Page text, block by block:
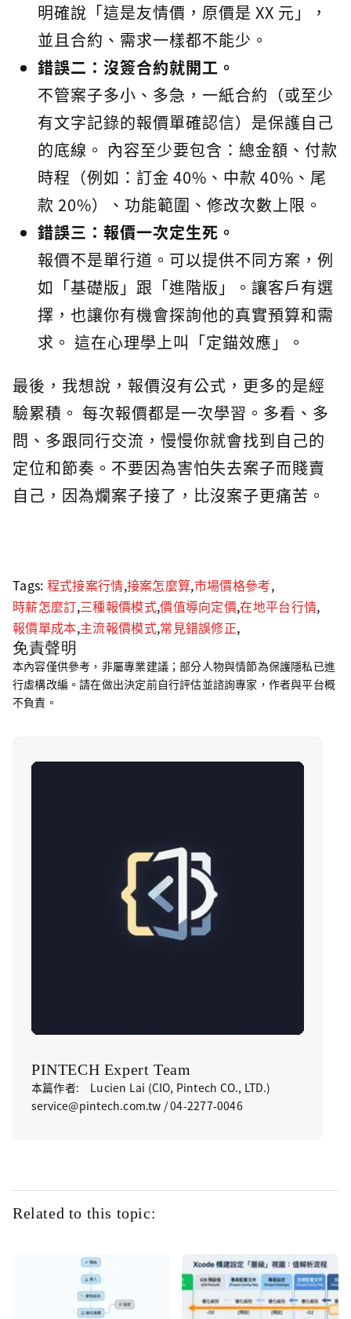
明確說「這是友情價，原價是 XX 元」，
並且合約、需求一樣都不能少。
錯誤二：沒簽合約就開工。
不管案子多小、多急，一紙合約（或至少
有文字記錄的報價單確認信）是保護自己
的底線。 內容至少要包含：總金額、付款
時程（例如：訂金 40%、中款 40%、尾
款 20%）、功能範圍、修改次數上限。
錯誤三：報價一次定生死。
報價不是單行道。可以提供不同方案，例
如「基礎版」跟「進階版」。讓客戶有選
擇，也讓你有機會探詢他的真實預算和需
求。 這在心理學上叫「定錨效應」。
最後，我想說，報價沒有公式，更多的是經
驗累積。 每次報價都是一次學習。多看、多
問、多跟同行交流，慢慢你就會找到自己的
定位和節奏。不要因為害怕失去案子而賤賣
自己，因為爛案子接了，比沒案子更痛苦。
Tags: 程式接案行情,接案怎麼算,市場價格參考,
時薪怎麼訂,三種報價模式,價值導向定價,在地平台行情,
報價單成本,主流報價模式,常見錯誤修正,
免責聲明
本內容僅供參考，非屬專業建議；部分人物與情節為保護隱私已進
行虛構改編。請在做出決定前自行評估並諮詢專家，作者與平台概
不負責。
PINTECH Expert Team
本篇作者: Lucien Lai (CIO, Pintech CO., LTD.)
service@pintech.com.tw / 04-2277-0046
Related to this topic: